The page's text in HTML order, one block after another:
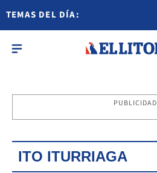
TEMAS DEL DÍA:
PUBLICIDAD
ITO ITURRIAGA